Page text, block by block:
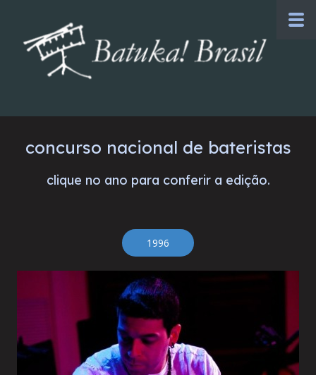
concurso nacional de bateristas
clique no ano para conferir a edição.
1996